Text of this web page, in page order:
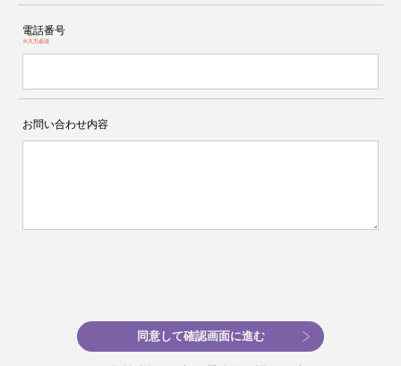
電話番号
※入力必須
お問い合わせ内容